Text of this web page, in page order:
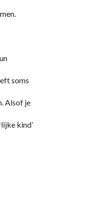
soms
Alsof je
kind’